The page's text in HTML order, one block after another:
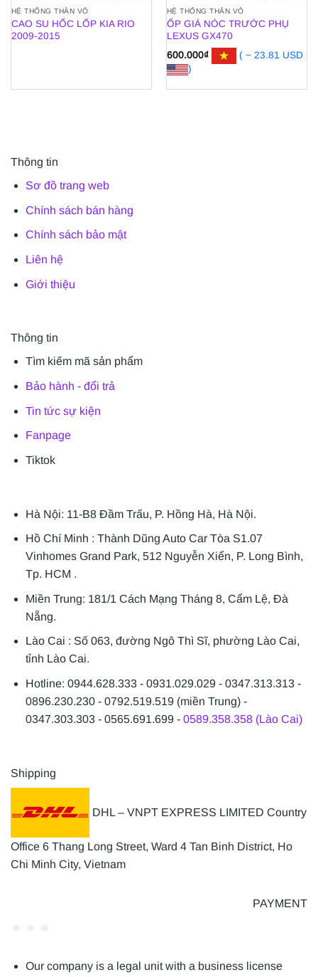
HỆ THỐNG THÂN VỎ
CAO SU HỐC LỐP KIA RIO
2009-2015
HỆ THỐNG THÂN VỎ
ỐP GIÁ NÓC TRƯỚC PHỤ
LEXUS GX470
600.000₫
( ~ 23.81 USD
)
Thông tin
Sơ đồ trang web
Chính sách bán hàng
Chính sách bảo mật
Liên hệ
Giới thiệu
Thông tin
Tìm kiếm mã sản phẩm
Bảo hành - đổi trả
Tin tức sự kiện
Fanpage
Tiktok
Hà Nội: 11-B8 Đầm Trấu, P. Hồng Hà, Hà Nội.
Hồ Chí Minh : Thành Dũng Auto Car Tòa S1.07
Vinhomes Grand Park, 512 Nguyễn Xiển, P. Long Bình,
Tp. HCM .
Miền Trung: 181/1 Cách Mạng Tháng 8, Cẩm Lệ, Đà
Nẵng.
Lào Cai : Số 063, đường Ngô Thì Sĩ, phường Lào Cai,
tỉnh Lào Cai.
Hotline: 0944.628.333 - 0931.029.029 - 0347.313.313 -
0896.230.230 - 0792.519.519 (miền Trung) -
0347.303.303 - 0565.691.699 - 0589.358.358 (Lào Cai)
Shipping
DHL – VNPT EXPRESS LIMITED Country
Office 6 Thang Long Street, Ward 4 Tan Binh District, Ho
Chi Minh City, Vietnam
PAYMENT
Our company is a legal unit with a business license